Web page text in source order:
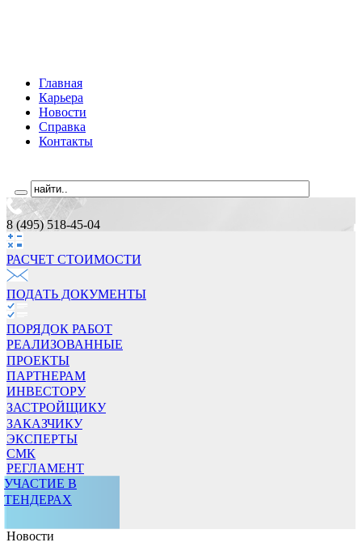
Главная
Карьера
Новости
Справка
Контакты
8 (495) 518-45-04
РАСЧЕТ СТОИМОCТИ
ПОДАТЬ ДОКУМЕНТЫ
ПОРЯДОК РАБОТ
РЕАЛИЗОВАННЫЕ
ПРОЕКТЫ
ПАРТНЕРАМ
ИНВЕСТОРУ
ЗАСТРОЙЩИКУ
ЗАКАЗЧИКУ
ЭКСПЕРТЫ
СМК
РЕГЛАМЕНТ
УЧАСТИЕ В
ТЕНДЕРАХ
Новости